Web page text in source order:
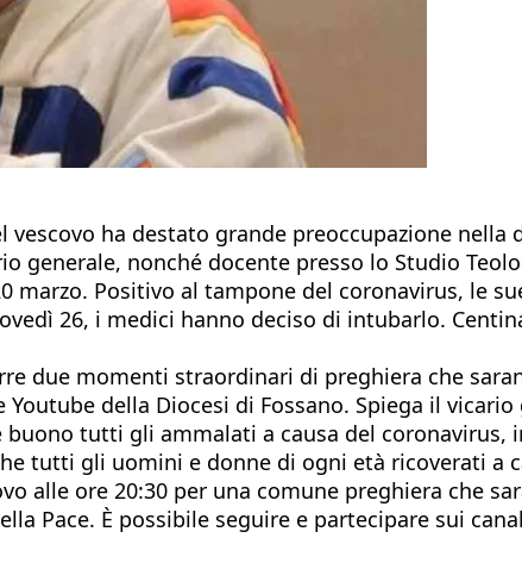
ha destato grande preoccupazione nella
generale, nonché docente presso lo Studio
marzo. Positivo al tampone del coronavirus, le
26, i medici hanno deciso di intubarlo.
due momenti straordinari di preghiera che
della Diocesi di Fossano. Spiega il
tutti gli ammalati a causa del
tutti gli uomini e donne di ogni età ricoverati a
alle ore 20:30 per una comune preghiera che
Pace. È possibile seguire e partecipare sui